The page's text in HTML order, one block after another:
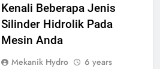
Kenali Beberapa Jenis
Silinder Hidrolik Pada
Mesin Anda
Mekanik Hydro
6 years